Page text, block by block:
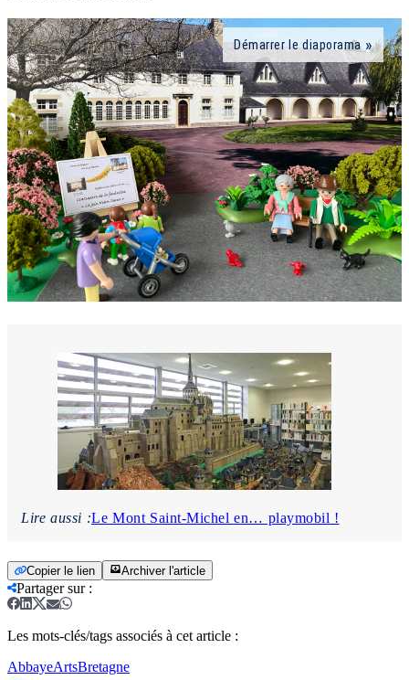
Démarrer le diaporama
Lire aussi :Le Mont Saint-Michel en… playmobil !
Copier le lien Archiver l'article
Partager sur:
Les mots-clés/tags associés à cet article :
AbbayeArtsBretagne